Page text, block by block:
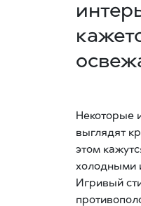
Некоторые
выглядят
этом
холодными
Игривый